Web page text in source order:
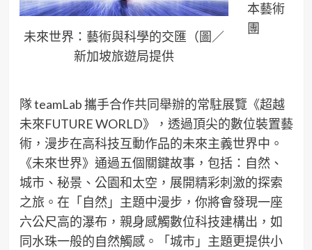
未來世界：藝術與科學的交匯（圖／
新加坡旅遊局提供
本藝術
團
隊 teamLab 攜手合作共同舉辦的常駐展覽《超越
未來FUTURE WORLD》，透過頂尖的數位裝置藝
術，漫步在高科技互動作品的未來主義世界中。
《未來世界》通過五個關鍵故事，包括：自然、
城市、秘景、公園和太空，展開精彩刺激的探索
之旅。在「自然」主題中漫步，你將會發現一座
六公尺高的瀑布，親身感觸數位科技建構出，如
同水珠一般的自然觸感。「城市」主題更提供小